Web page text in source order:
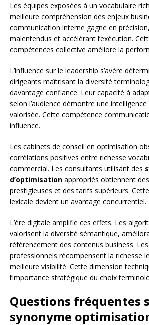
Les équipes exposées à un vocabulaire
meilleure compréhension des enjeux
communication interne gagne en
malentendus et accélérant l’exécution.
compétences collective améliore la
L’influence sur le leadership s’avère
dirigeants maîtrisant la diversité
davantage confiance. Leur capacité à
selon l’audience démontre une
valorisée. Cette compétence
influence.
Les cabinets de conseil en optimisation
corrélations positives entre richesse
commercial. Les consultants utilisant des
d’optimisation appropriés obtiennent
prestigieuses et des tarifs supérieurs.
lexicale devient un avantage concurrentiel.
L’ère digitale amplifie ces effets. Les
valorisent la diversité sémantique,
référencement des contenus business.
professionnels récompensent la richesse
meilleure visibilité. Cette dimension
l’importance stratégique du choix
Questions fréquentes
synonyme